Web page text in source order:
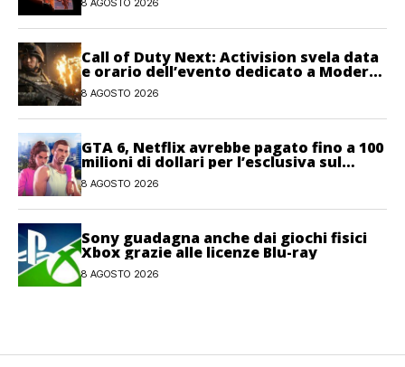
Call of Duty Next: Activision svela data
e orario dell’evento dedicato a Modern
Warfare 4
8 AGOSTO 2026
GTA 6, Netflix avrebbe pagato fino a 100
milioni di dollari per l’esclusiva sul
gioco
8 AGOSTO 2026
Sony guadagna anche dai giochi fisici
Xbox grazie alle licenze Blu-ray
8 AGOSTO 2026